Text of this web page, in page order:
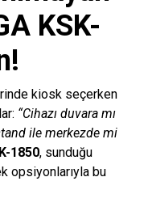
KSK-
kiosk seçerken
“Cihazı duvara mı
ile merkezde mi
1850, sunduğu
opsiyonlarıyla bu